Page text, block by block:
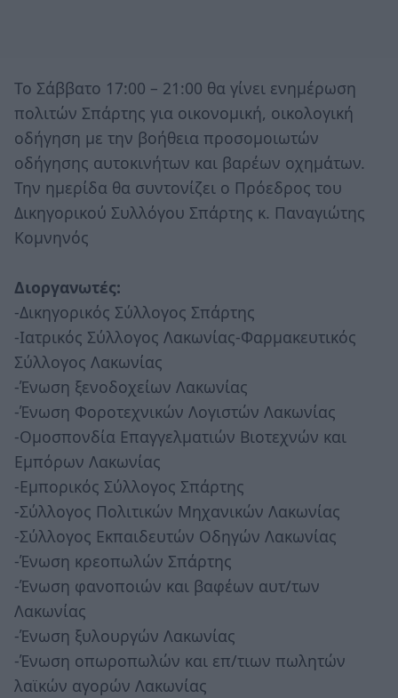
Το Σάββατο 17:00 – 21:00 θα γίνει ενημέρωση
πολιτών Σπάρτης για οικονομική, οικολογική
οδήγηση με την βοήθεια προσομοιωτών
οδήγησης αυτοκινήτων και βαρέων οχημάτων.
Την ημερίδα θα συντονίζει ο Πρόεδρος του
Δικηγορικού Συλλόγου Σπάρτης κ. Παναγιώτης
Κομνηνός
Διοργανωτές:
-Δικηγορικός Σύλλογος Σπάρτης
-Ιατρικός Σύλλογος Λακωνίας-Φαρμακευτικός
Σύλλογος Λακωνίας
-Ένωση ξενοδοχείων Λακωνίας
-Ένωση Φοροτεχνικών Λογιστών Λακωνίας
-Ομοσπονδία Επαγγελματιών Βιοτεχνών και
Εμπόρων Λακωνίας
-Εμπορικός Σύλλογος Σπάρτης
-Σύλλογος Πολιτικών Μηχανικών Λακωνίας
-Σύλλογος Εκπαιδευτών Οδηγών Λακωνίας
-Ένωση κρεοπωλών Σπάρτης
-Ένωση φανοποιών και βαφέων αυτ/των
Λακωνίας
-Ένωση ξυλουργών Λακωνίας
-Ένωση οπωροπωλών και επ/τιων πωλητών
λαϊκών αγορών Λακωνίας